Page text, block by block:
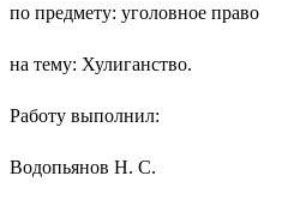
по предмету: уголовное право
на тему: Хулиганство.
Работу выполнил:
Водопьянов Н. С.